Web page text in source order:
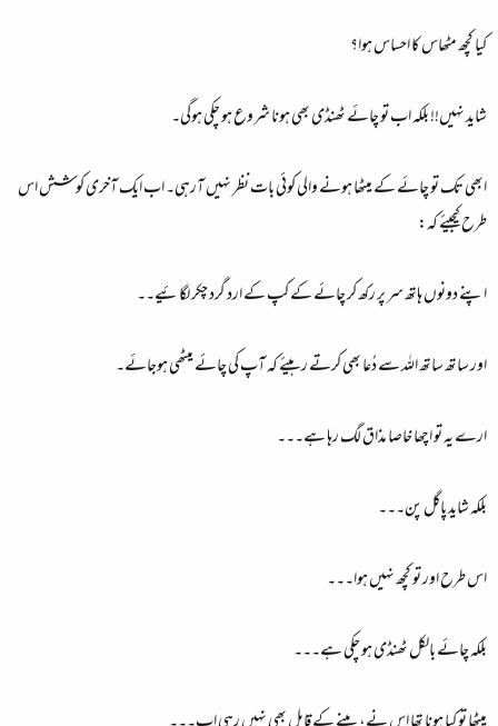
کیا کچھ مٹھاس کا احساس ہوا؟
شاید نہیں!! بلکہ اب تو چائے ٹھنڈی بھی ہونا شروع ہو چکی ہوگی۔
ابھی تک تو چائے کے میٹھا ہونے والی کوئی بات نظر نہیں آرہی۔ اب ایک آخری کوشش اس
طرح کیجیئے کہ:
اپنے دونوں ہاتھ سر پر رکھ کر چائے کے کپ کے ارد گرد چکر لگائیے۔۔
اور ساتھ ساتھ اللہ سے دُعا بھی کرتے رہیئے کہ آپ کی چائے میٹھی ہوجائے۔
ارے یہ تو اچھا خاصا مذاق لگ رہا ہے۔۔۔
بلکہ شاید پاگل پن۔۔۔
اس طرح اور تو کچھ نہیں ہوا۔۔۔
بلکہ چائے بالکل ٹھنڈی ہو چکی ہے۔۔۔